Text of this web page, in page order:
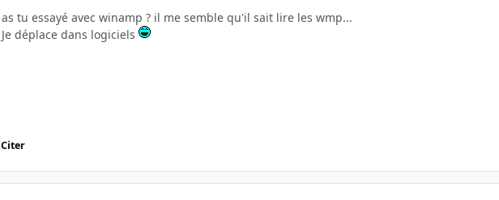
as tu essayé avec winamp ? il me semble qu'il sait lire les wmp...
Je déplace dans logiciels
Citer